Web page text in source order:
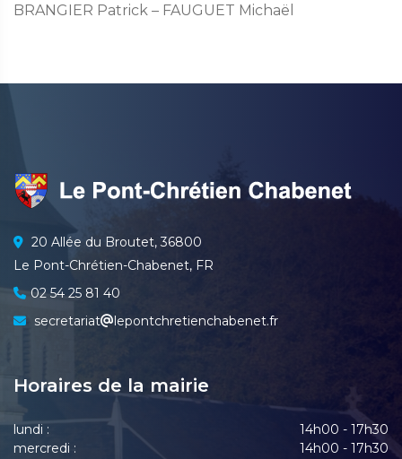
BRANGIER Patrick – FAUGUET Michaël
20 Allée du Broutet, 36800
Le Pont-Chrétien-Chabenet, FR
02 54 25 81 40
secretariat
lepontchretienchabenet.fr
Horaires de la mairie
lundi :
14h00 - 17h30
mercredi :
14h00 - 17h30